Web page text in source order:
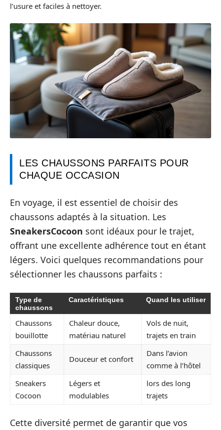
l’usure et faciles à nettoyer.
LES CHAUSSONS PARFAITS POUR
CHAQUE OCCASION
En voyage, il est essentiel de choisir des
chaussons adaptés à la situation. Les
SneakersCocoon sont idéaux pour le trajet,
offrant une excellente adhérence tout en étant
légers. Voici quelques recommandations pour
sélectionner les chaussons parfaits :
Type de
chaussons
Caractéristiques Quand les utiliser
Chaussons
bouillotte
Chaleur douce,
matériau naturel
Vols de nuit,
trajets en train
Chaussons
classiques
Douceur et confort
Dans l’avion
comme à l’hôtel
Sneakers
Cocoon
Légers et
modulables
lors des long
trajets
Cette diversité permet de garantir que vos